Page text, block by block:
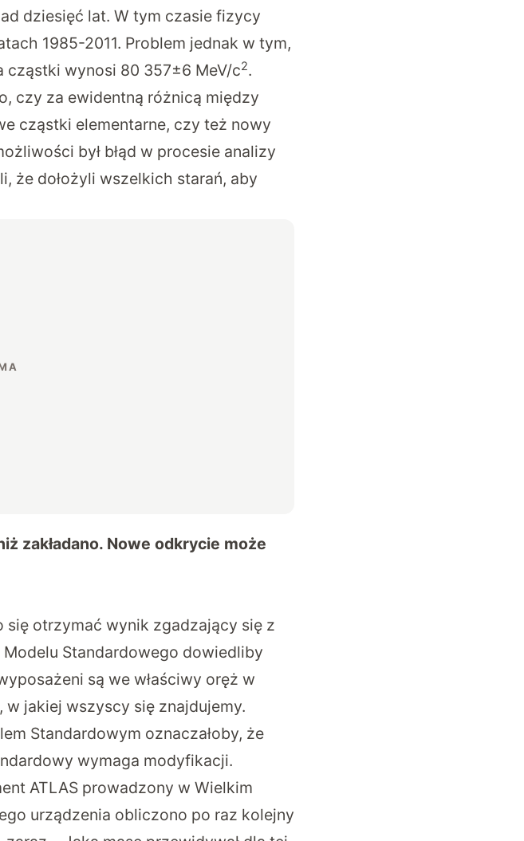
dziesięć lat. W tym czasie fizycy
1985-2011. Problem jednak w tym,
cząstki wynosi 80 357±6 MeV/c2.
czy za ewidentną różnicą między
cząstki elementarne, czy też nowy
był błąd w procesie analizy
że dołożyli wszelkich starań, aby
zakładano. Nowe odkrycie może
się otrzymać wynik zgadzający się z
Standardowego dowiedliby
są we właściwy oręż w
jakiej wszyscy się znajdujemy.
Standardowym oznaczałoby, że
wymaga modyfikacji.
ATLAS prowadzony w Wielkim
urządzenia obliczono po raz kolejny